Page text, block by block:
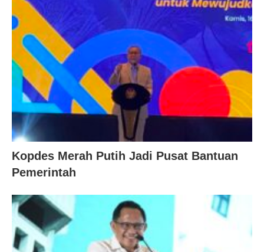
Kopdes Merah Putih Jadi Pusat Bantuan
Pemerintah